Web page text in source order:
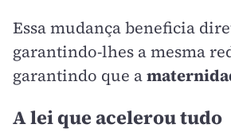
Essa mudança beneficia
garantindo-lhes a mesma
garantindo que a
A lei que acelerou tudo